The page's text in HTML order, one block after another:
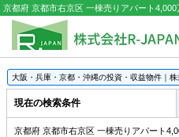
京都府 京都市右京区 一棟売りアパート
大阪・兵庫・京都・沖縄の投資・収益物件｜株
現在の検索条件
京都府 京都市右京区 一棟売りアパート